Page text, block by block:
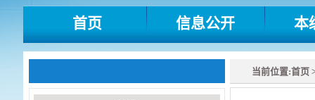
首页 信息公开 本
当前位置:首页